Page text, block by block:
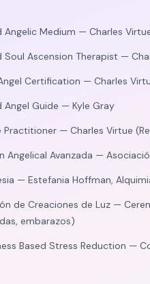
Angelic Medium — Charles
Soul Ascension Therapist —
Certification — Charles
Angel Guide — Kyle Gray
Practitioner — Charles Virtue
Angelical Avanzada —
— Estefania Hoffman,
de Creaciones de Luz —
embarazos)
Based Stress Reduction —